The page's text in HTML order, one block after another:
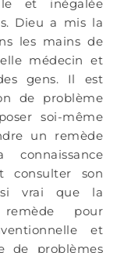
et inégalée
Dieu a mis la
les mains de
médecin et
gens. Il est
de problème
soi-même
un remède
consulter son
vrai que la
pour
et
de problèmes